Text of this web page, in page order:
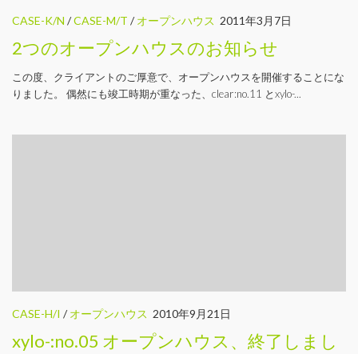
CASE-K/N /CASE-M/T /オープンハウス 2011年3月7日
2つのオープンハウスのお知らせ
この度、クライアントのご厚意で、オープンハウスを開催することにな
りました。 偶然にも竣工時期が重なった、clear:no.11 とxylo-...
CASE-H/I /オープンハウス 2010年9月21日
xylo-:no.05 オープンハウス、終了しまし